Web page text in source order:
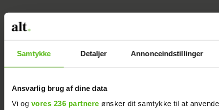
Samtykke Detaljer Annonceindstillinger
Ansvarlig brug af dine data
Vi og vores 236 partnere ønsker dit samtykke til at
min mand - da
jeg en dag gik